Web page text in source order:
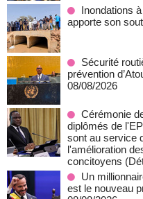
Inondations
apporte son
Sécurité
prévention
08/08/2026
Cérémonie
diplômés de
sont au service
l'amélioration
concitoyens
Un
est le nouveau